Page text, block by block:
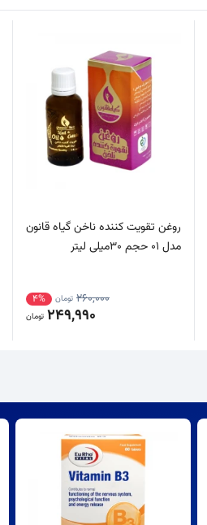
روغن تقویت کننده ناخن گیاه قانون
مدل 01 حجم 30میلی لیتر
260,000 تومان 4%
249,990 تومان